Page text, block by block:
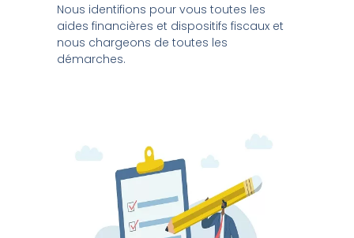
Nous identifions pour vous toutes les
aides financières et dispositifs fiscaux et
nous chargeons de toutes les
démarches.